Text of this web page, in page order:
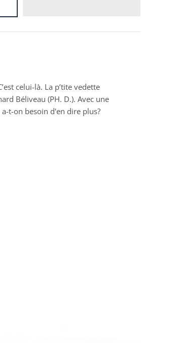
celui-là. La p’tite vedette
Béliveau (PH. D.). Avec une
t-on besoin d'en dire plus?